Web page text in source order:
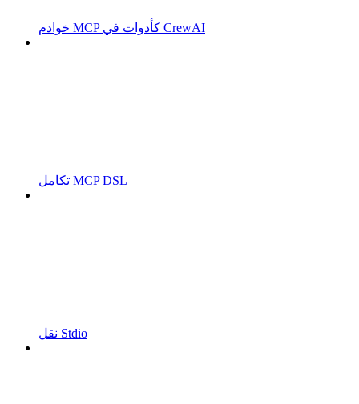
خوادم MCP كأدوات في CrewAI
تكامل MCP DSL
نقل Stdio